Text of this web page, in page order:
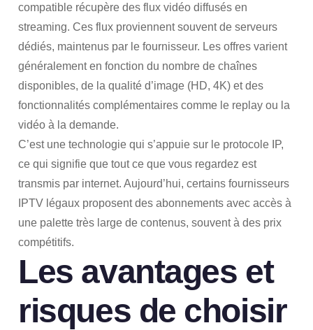
compatible récupère des flux vidéo diffusés en
streaming. Ces flux proviennent souvent de serveurs
dédiés, maintenus par le fournisseur. Les offres varient
généralement en fonction du nombre de chaînes
disponibles, de la qualité d’image (HD, 4K) et des
fonctionnalités complémentaires comme le replay ou la
vidéo à la demande.
C’est une technologie qui s’appuie sur le protocole IP,
ce qui signifie que tout ce que vous regardez est
transmis par internet. Aujourd’hui, certains fournisseurs
IPTV légaux proposent des abonnements avec accès à
une palette très large de contenus, souvent à des prix
compétitifs.
Les avantages et
risques de choisir